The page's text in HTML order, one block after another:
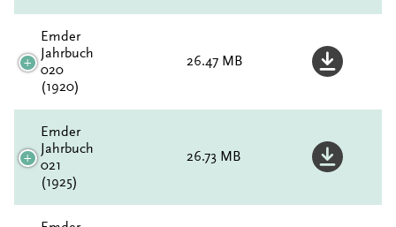
Emder
Jahrbuch
020
(1920)
26.47 MB
Emder
Jahrbuch
021
(1925)
26.73 MB